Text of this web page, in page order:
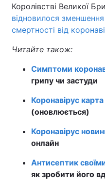
Королівстві Великої
відновилося
смертності від
Читайте також:
Симптоми
грипу чи застуди
Коронавірус карта
(оновлюється)
Коронавірус
онлайн
Антисептик
як зробити його